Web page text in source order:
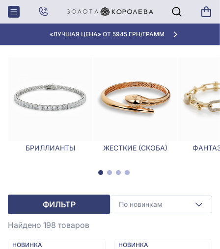
«ЛУЧШАЯ ЦЕНА» ОТ 5945 ГРН/ГРАММ
Главная Браслеты Фантазийные браслеты
ФАНТАЗИЙНЫЕ БРАСЛЕТЫ
БРИЛЛИАНТЫ ЖЕСТКИЕ (СКОБА)
ФИЛЬТР По новинкам
Найдено 198 товаров
НОВИНКА
НОВИНКА